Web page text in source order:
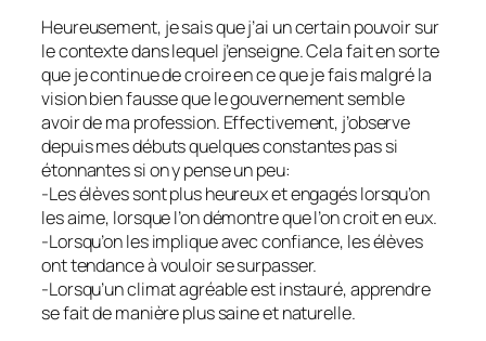
Heureusement, je sais que j’ai un certain pouvoir sur
le contexte dans lequel j’enseigne. Cela fait en sorte
que je continue de croire en ce que je fais malgré la
vision bien fausse que le gouvernement semble
avoir de ma profession. Effectivement, j’observe
depuis mes débuts quelques constantes pas si
étonnantes si on y pense un peu:
-Les élèves sont plus heureux et engagés lorsqu’on
les aime, lorsque l’on démontre que l’on croit en eux.
-Lorsqu’on les implique avec confiance, les élèves
ont tendance à vouloir se surpasser.
-Lorsqu’un climat agréable est instauré, apprendre
se fait de manière plus saine et naturelle.